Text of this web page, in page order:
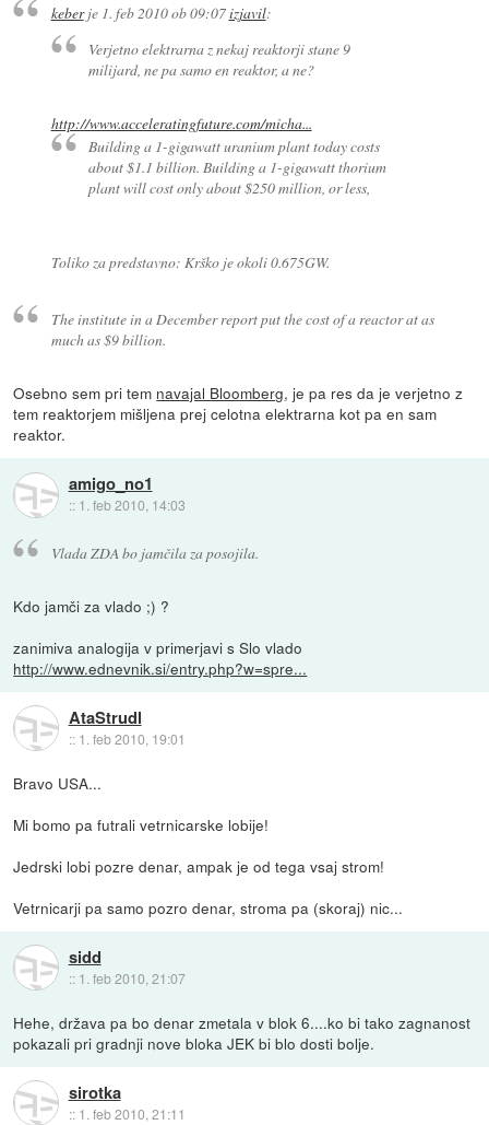
keberje 1. feb 2010 ob 09:07izjavil:
Verjetno elektrarna z nekaj reaktorji stane 9
milijard, ne pa samo en reaktor, a ne?
http://www.acceleratingfuture.com/micha...
Building a 1-gigawatt uranium plant today costs
about $1.1 billion. Building a 1-gigawatt thorium
plant will cost only about $250 million, or less,
Toliko za predstavno: Krško je okoli 0.675GW.
The institute in a December report put the cost of a reactor at as
much as $9 billion.
Osebno sem pri tem navajal Bloomberg, je pa res da je verjetno z
tem reaktorjem mišljena prej celotna elektrarna kot pa en sam
reaktor.
amigo_no1
:: 1. feb 2010, 14:03
Vlada ZDA bo jamčila za posojila.
Kdo jamči za vlado ;) ?
zanimiva analogija v primerjavi s Slo vlado
http://www.ednevnik.si/entry.php?w=spre...
AtaStrudl
:: 1. feb 2010, 19:01
Bravo USA...
Mi bomo pa futrali vetrnicarske lobije!
Jedrski lobi pozre denar, ampak je od tega vsaj strom!
Vetrnicarji pa samo pozro denar, stroma pa (skoraj) nic...
sidd
:: 1. feb 2010, 21:07
Hehe, država pa bo denar zmetala v blok 6....ko bi tako zagnanost
pokazali pri gradnji nove bloka JEK bi blo dosti bolje.
sirotka
:: 1. feb 2010, 21:11